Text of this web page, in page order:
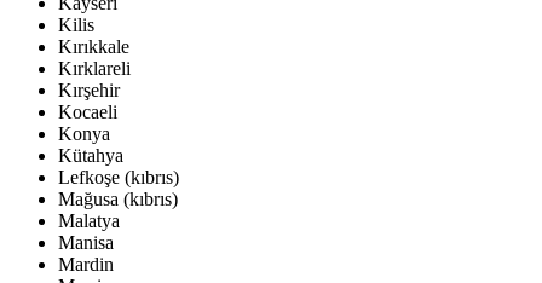
Kilis
Kırıkkale
Kırklareli
Kırşehir
Kocaeli
Konya
Kütahya
Lefkoşe (kıbrıs)
Mağusa (kıbrıs)
Malatya
Manisa
Mardin